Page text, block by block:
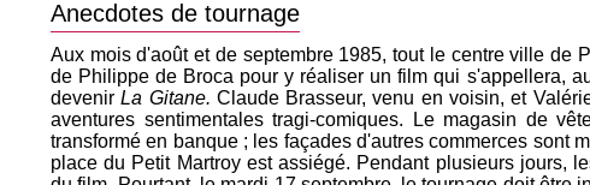
Anecdotes de tournage
Aux mois d'août et de septembre 1985, tout le centre ville de
de Philippe de Broca pour y réaliser un film qui s'appellera,
devenirLa Gitane. Claude Brasseur, venu en voisin, et
aventures sentimentales tragi-comiques. Le magasin de
transformé en banque ; les façades d'autres commerces sont
place du Petit Martroy est assiégé. Pendant plusieurs jours,